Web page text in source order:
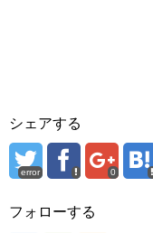
シェアする
error 0
フォローする